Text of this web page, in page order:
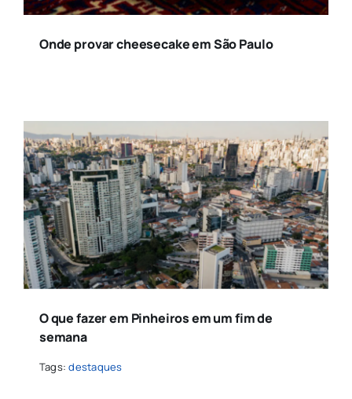
Onde provar cheesecake em São Paulo
O que fazer em Pinheiros em um fim de
semana
Tags:destaques